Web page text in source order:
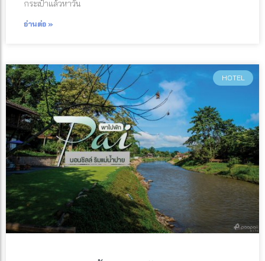
กระเป๋าแล้วหาวัน
อ่านต่อ »
HOTEL